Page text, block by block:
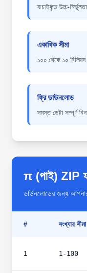
যাচাইকৃত উচ্চ-
একাধিক সীমা
১০০ থেকে ১০
ফ্রি ডাউনলোড
সমস্ত ডেটা সম্পূর্ণ
π (পাই) ZIP
ডাউনলোডের জন্য আপনার
# সংখ্যার সীমা
1 1-100